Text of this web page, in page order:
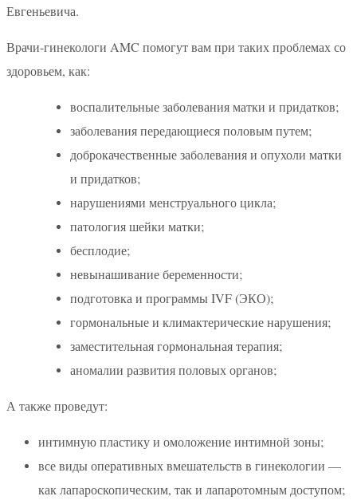
Евгеньевича.
Врачи-гинекологи AMC помогут вам при таких проблемах со
здоровьем, как:
воспалительные заболевания матки и придатков;
заболевания передающиеся половым путем;
доброкачественные заболевания и опухоли матки
и придатков;
нарушениями менструального цикла;
патология шейки матки;
бесплодие;
невынашивание беременности;
подготовка и программы IVF (ЭКО);
гормональные и климактерические нарушения;
заместительная гормональная терапия;
аномалии развития половых органов;
А также проведут:
интимную пластику и омоложение интимной зоны;
все виды оперативных вмешательств в гинекологии —
как лапароскопическим, так и лапаротомным доступом;